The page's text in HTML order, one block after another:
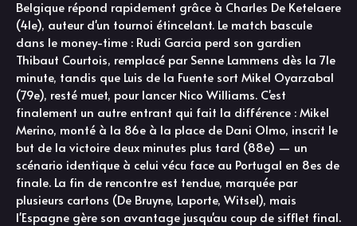
Belgique répond rapidement grâce à Charles De Ketelaere
(41e), auteur d'un tournoi étincelant. Le match bascule
dans le money-time : Rudi Garcia perd son gardien
Thibaut Courtois, remplacé par Senne Lammens dès la 71e
minute, tandis que Luis de la Fuente sort Mikel Oyarzabal
(79e), resté muet, pour lancer Nico Williams. C'est
finalement un autre entrant qui fait la différence : Mikel
Merino, monté à la 86e à la place de Dani Olmo, inscrit le
but de la victoire deux minutes plus tard (88e) — un
scénario identique à celui vécu face au Portugal en 8es de
finale. La fin de rencontre est tendue, marquée par
plusieurs cartons (De Bruyne, Laporte, Witsel), mais
l'Espagne gère son avantage jusqu'au coup de sifflet final.